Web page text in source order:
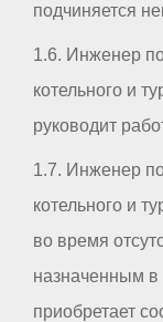
подчиняется
1.6. Инженер по
котельного и
руководит
1.7. Инженер по
котельного и
во время
назначенным в
приобретает